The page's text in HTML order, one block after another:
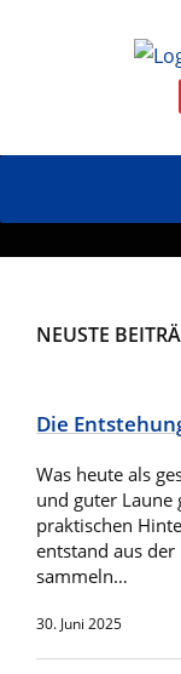
NEUSTE
Die
Was heute als
und guter Laune
praktischen
entstand aus
sammeln…
30. Juni 2025